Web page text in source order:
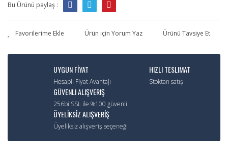
Bu Ürünü paylaş :
Ürün için Yorum Yaz Ürünü Tavsiye Et
UYGUN FİYAT
Hesaplı Fiyat Avantajı
HIZLI TESLIMAT
Stoktan satış
GÜVENLI ALIŞVERIŞ
256bi SSL ile %100 güvenli
ÜYELİKSİZ ALIŞVERİŞ
Üyeliksiz alışveriş seçeneği